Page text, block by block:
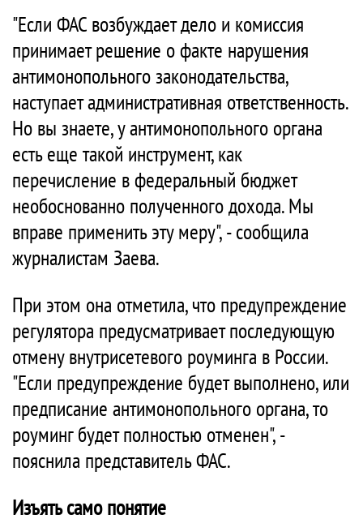
"Если ФАС возбуждает дело и комиссия
принимает решение о факте нарушения
антимонопольного законодательства,
наступает административная ответственность.
Но вы знаете, у антимонопольного органа
есть еще такой инструмент, как
перечисление в федеральный бюджет
необоснованно полученного дохода. Мы
вправе применить эту меру", - сообщила
журналистам Заева.
При этом она отметила, что предупреждение
регулятора предусматривает последующую
отмену внутрисетевого роуминга в России.
"Если предупреждение будет выполнено, или
предписание антимонопольного органа, то
роуминг будет полностью отменен", -
пояснила представитель ФАС.
Изъять само понятие